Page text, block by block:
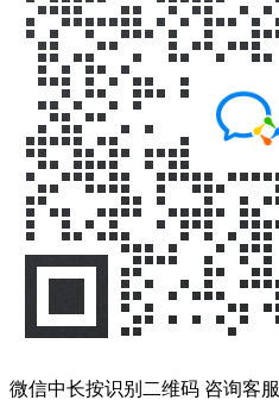
微信中长按识别二维码 咨询客服